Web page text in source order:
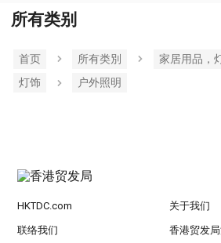
所有类别
首页 所有类別
家居用品，
灯饰
户外照明
HKTDC.com 关于我们
联络我们 香港贸发